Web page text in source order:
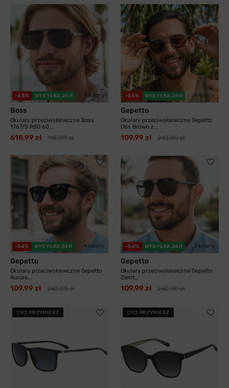
-48% WYSYŁKA 24H 4 kolory
Boss
Okulary przeciwsłoneczne Boss
1767/S R80 60...
618,99 zł 1187,99 zł
-54% WYSYŁKA 24H 4 kolory
Gepetto
Okulary przeciwsłoneczne Gepetto
Otis Brown z...
109,99 zł 240,00 zł
-54% WYSYŁKA 24H 4 kolory
Gepetto
Okulary przeciwsłoneczne Gepetto
Aurora...
109,99 zł 240,00 zł
-54% WYSYŁKA 24H 3 kolory
Gepetto
Okulary przeciwsłoneczne Gepetto
Zenit...
109,99 zł 240,00 zł
PRZYMIERZ PRZYMIERZ